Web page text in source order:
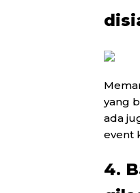
yang
ada
event
4.